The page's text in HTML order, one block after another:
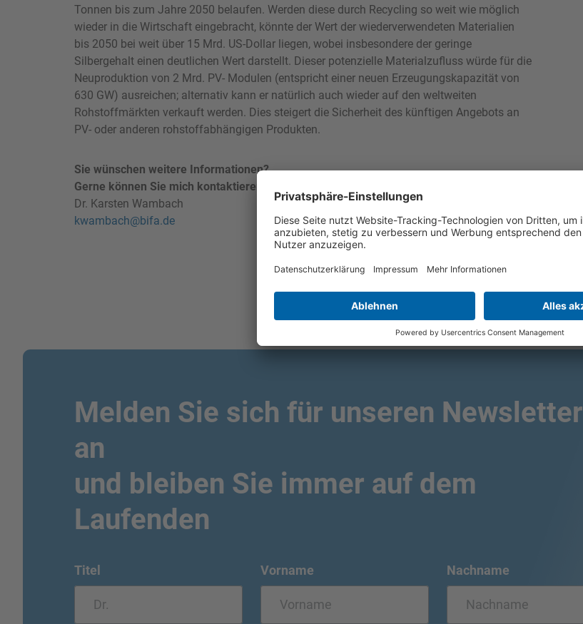
Tonnen bis zum Jahre 2050 belaufen. Werden diese durch Recycling so weit wie möglich
wieder in die Wirtschaft eingebracht, könnte der Wert der wiederverwendeten Materialien
bis 2050 bei weit über 15 Mrd. US-Dollar liegen, wobei insbesondere der geringe
Silbergehalt einen deutlichen Wert darstellt. Dieser potenzielle Materialzufluss würde für die
Neuproduktion von 2 Mrd. PV- Modulen (entspricht einer neuen Erzeugungskapazität von
630 GW) ausreichen; alternativ kann er natürlich auch wieder auf den weltweiten
Rohstoffmärkten verkauft werden. Dies steigert die Sicherheit des künftigen Angebots an
PV- oder anderen rohstoffabhängigen Produkten.
Sie wünschen weitere Informationen?
Gerne können Sie mich kontaktieren:
Dr. Karsten Wambach
kwambach@bifa.de
Melden Sie sich für unseren Newsletter
an
und bleiben Sie immer auf dem
Laufenden
Titel Vorname Nachname